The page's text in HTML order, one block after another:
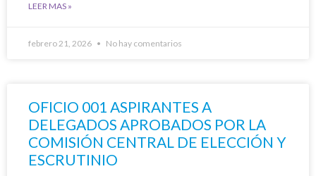
LEER MAS »
febrero 21, 2026 No hay comentarios
OFICIO 001 ASPIRANTES A
DELEGADOS APROBADOS POR LA
COMISIÓN CENTRAL DE ELECCIÓN Y
ESCRUTINIO